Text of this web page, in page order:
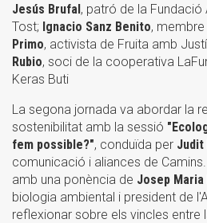
Jesús Brufal, patró de la Fundació
Tost; Ignacio Sanz Benito,
Primo, activista de Fruita amb
Rubio, soci de la cooperativa
Keras Buti
La segona jornada va abordar la
sostenibilitat amb la sessió
fem possible?", conduïda per Judit
comunicació i aliances de
amb una ponència de Josep
biologia ambiental i president de
reflexionar sobre els vincles entre